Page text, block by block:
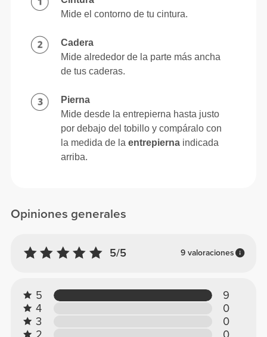
Opiniones generales
5/5 9 valoraciones
5
9
4
0
3
0
Mide el contorno de tu cintura.
Cadera
Mide alrededor de la parte más ancha
de tus caderas.
Pierna
Mide desde la entrepierna hasta justo
por debajo del tobillo y compáralo con
la medida de laentrepierna indicada
arriba.